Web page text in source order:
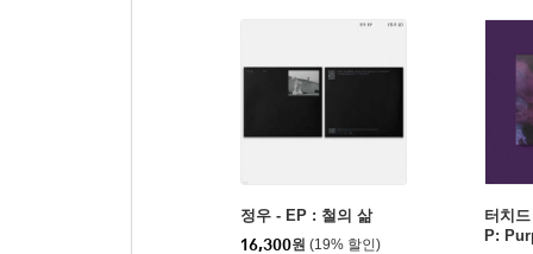
정우 - EP : 철의 삶
16,300원 (19% 할인)
터치
P: